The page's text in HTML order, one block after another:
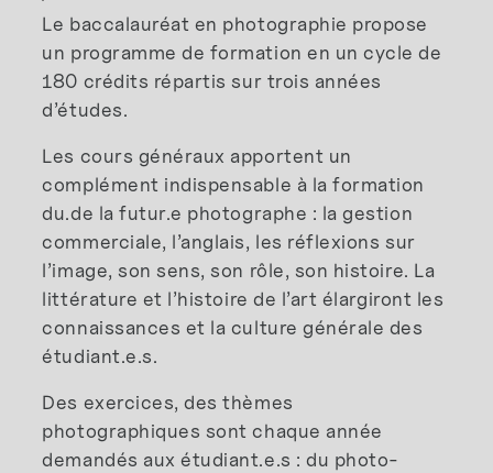
Le baccalauréat en photographie propose
un programme de formation en un cycle de
180 crédits répartis sur trois années
d’études.
Les cours généraux apportent un
complément indispensable à la formation
du.de la futur.e photographe : la gestion
commerciale, l’anglais, les réflexions sur
l’image, son sens, son rôle, son histoire. La
littérature et l’histoire de l’art élargiront les
connaissances et la culture générale des
étudiant.e.s.
Des exercices, des thèmes
photographiques sont chaque année
demandés aux étudiant.e.s : du photo-